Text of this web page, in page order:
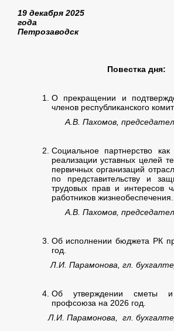
19 декабря 2025
года
Петрозаводск
Повестка дня:
О прекращении и
членов республиканского
А.В. Пахомов,
Социальное партнерство
реализации уставных целей
первичных организаций
по представительству и
трудовых прав и интересов
работников жизнеобеспечения.
А.В. Пахомов,
Об исполнении бюджета РК
год.
Л.И. Парамонова, гл.
Об утверждении сметы
профсоюза на 2026 год.
Л.И. Парамонова, гл.